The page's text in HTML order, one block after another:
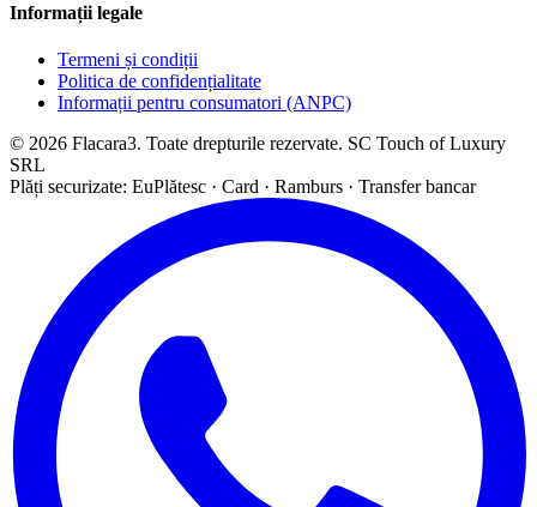
Informații legale
Termeni și condiții
Politica de confidențialitate
Informații pentru consumatori (ANPC)
© 2026 Flacara3. Toate drepturile rezervate. SC Touch of Luxury
SRL
Plăți securizate: EuPlătesc · Card · Ramburs · Transfer bancar